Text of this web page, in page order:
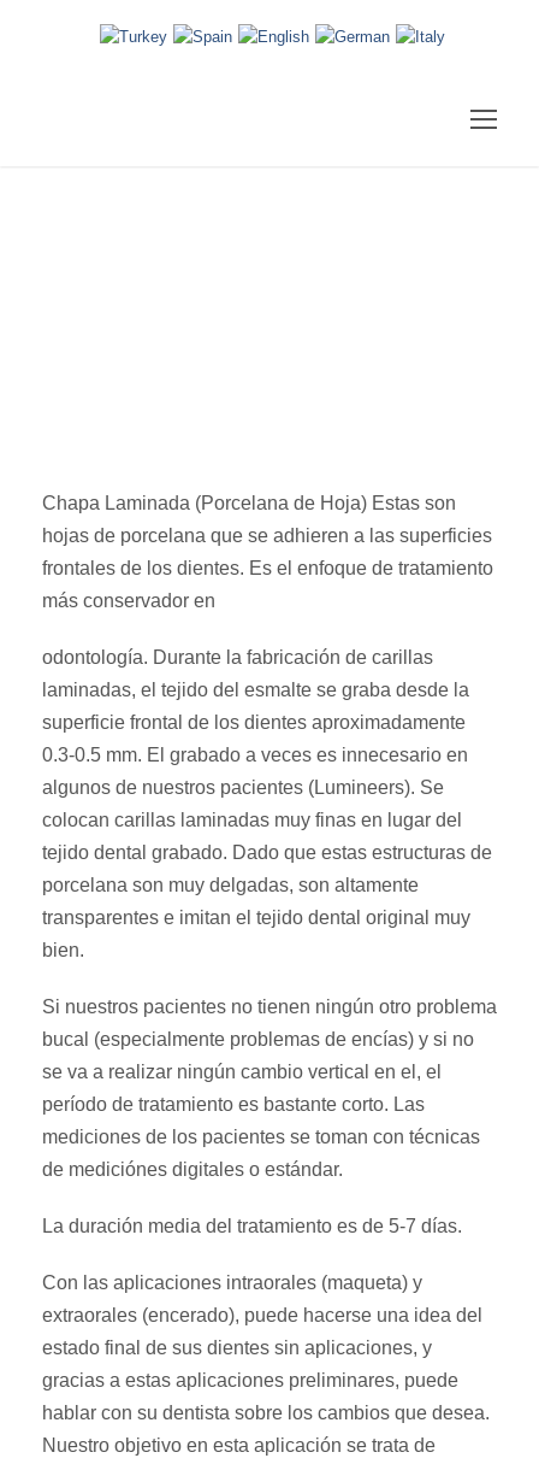
Chapa Laminada (Porcelana de Hoja) Estas son
hojas de porcelana que se adhieren a las superficies
frontales de los dientes. Es el enfoque de tratamiento
más conservador en
odontología. Durante la fabricación de carillas
laminadas, el tejido del esmalte se graba desde la
superficie frontal de los dientes aproximadamente
0.3-0.5 mm. El grabado a veces es innecesario en
algunos de nuestros pacientes (Lumineers). Se
colocan carillas laminadas muy finas en lugar del
tejido dental grabado. Dado que estas estructuras de
porcelana son muy delgadas, son altamente
transparentes e imitan el tejido dental original muy
bien.
Si nuestros pacientes no tienen ningún otro problema
bucal (especialmente problemas de encías) y si no
se va a realizar ningún cambio vertical en el, el
período de tratamiento es bastante corto. Las
mediciones de los pacientes se toman con técnicas
de mediciónes digitales o estándar.
La duración media del tratamiento es de 5-7 días.
Con las aplicaciones intraorales (maqueta) y
extraorales (encerado), puede hacerse una idea del
estado final de sus dientes sin aplicaciones, y
gracias a estas aplicaciones preliminares, puede
hablar con su dentista sobre los cambios que desea.
Nuestro objetivo en esta aplicación se trata de